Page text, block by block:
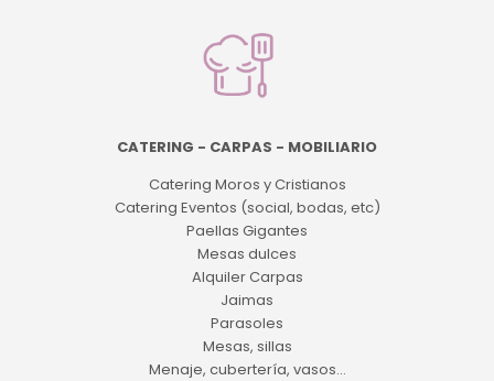
CATERING - CARPAS - MOBILIARIO
Catering Moros y Cristianos
Catering Eventos (social, bodas, etc)
Paellas Gigantes
Mesas dulces
Alquiler Carpas
Jaimas
Parasoles
Mesas, sillas
Menaje, cubertería, vasos...